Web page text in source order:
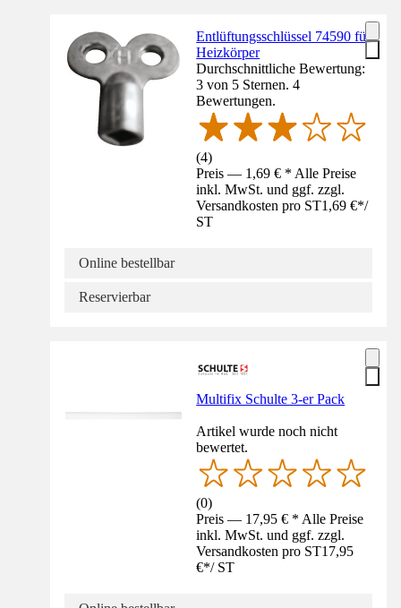
Entlüftungsschlüssel 74590 für
Heizkörper
Durchschnittliche Bewertung:
3 von 5 Sternen. 4
Bewertungen.
(4)
Preis — 1,69 € * Alle Preise
inkl. MwSt. und ggf. zzgl.
Versandkosten pro ST1,69 €*/
ST
Online bestellbar
Reservierbar
Multifix Schulte 3-er Pack
Artikel wurde noch nicht
bewertet.
(0)
Preis — 17,95 € * Alle Preise
inkl. MwSt. und ggf. zzgl.
Versandkosten pro ST17,95
€*/ ST